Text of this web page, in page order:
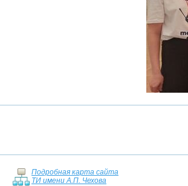
Подробная карта сайта
ТИ имени А.П. Чехова